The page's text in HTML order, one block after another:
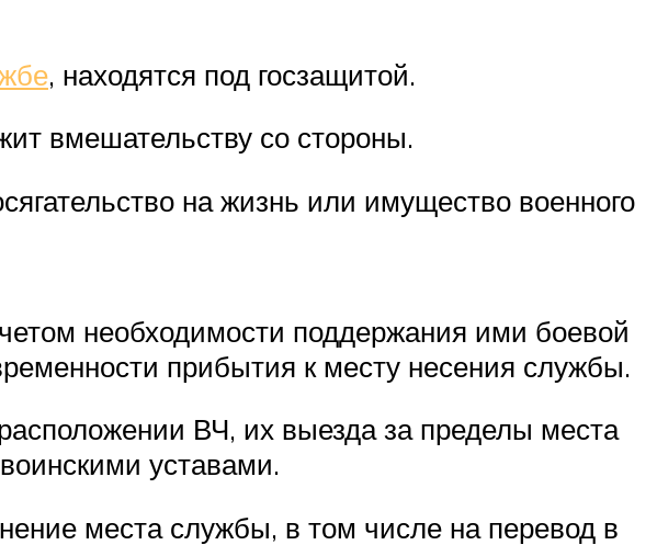
, находятся под госзащитой.
вмешательству со стороны.
на жизнь или имущество военного
необходимости поддержания ими боевой
прибытия к месту несения службы.
ВЧ, их выезда за пределы места
уставами.
места службы, в том числе на перевод в